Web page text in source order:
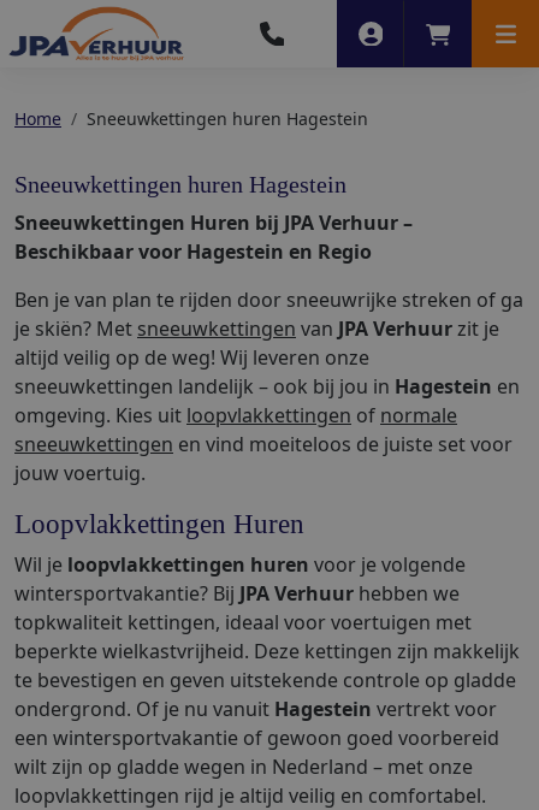
Account
Home Sneeuwkettingen huren Hagestein
Sneeuwkettingen huren Hagestein
Sneeuwkettingen Huren bij JPA Verhuur –
Beschikbaar voor Hagestein en Regio
Ben je van plan te rijden door sneeuwrijke streken of ga
je skiën? Met sneeuwkettingen van JPA Verhuurzit je
altijd veilig op de weg! Wij leveren onze
sneeuwkettingen landelijk – ook bij jou in Hagestein en
omgeving. Kies uit loopvlakkettingen of normale
sneeuwkettingen en vind moeiteloos de juiste set voor
jouw voertuig.
Loopvlakkettingen Huren
Wil je loopvlakkettingen huren voor je volgende
wintersportvakantie? Bij JPA Verhuur hebben we
topkwaliteit kettingen, ideaal voor voertuigen met
beperkte wielkastvrijheid. Deze kettingen zijn makkelijk
te bevestigen en geven uitstekende controle op gladde
ondergrond. Of je nu vanuit Hagestein vertrekt voor
een wintersportvakantie of gewoon goed voorbereid
wilt zijn op gladde wegen in Nederland – met onze
loopvlakkettingen rijd je altijd veilig en comfortabel.